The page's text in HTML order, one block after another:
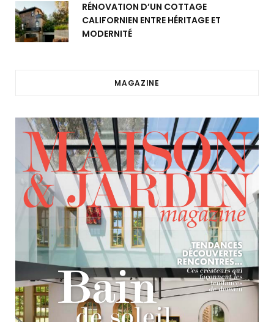
RÉNOVATION D’UN COTTAGE
CALIFORNIEN ENTRE HÉRITAGE ET
MODERNITÉ
MAGAZINE